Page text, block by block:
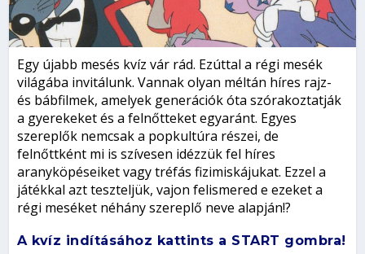
Egy újabb mesés kvíz vár rád. Ezúttal a régi mesék
világába invitálunk. Vannak olyan méltán híres rajz-
és bábfilmek, amelyek generációk óta szórakoztatják
a gyerekeket és a felnőtteket egyaránt. Egyes
szereplők nemcsak a popkultúra részei, de
felnőttként mi is szívesen idézzük fel híres
aranyköpéseiket vagy tréfás fizimiskájukat. Ezzel a
játékkal azt teszteljük, vajon felismered e ezeket a
régi meséket néhány szereplő neve alapján!?
A kvíz indításához kattints a START gombra!